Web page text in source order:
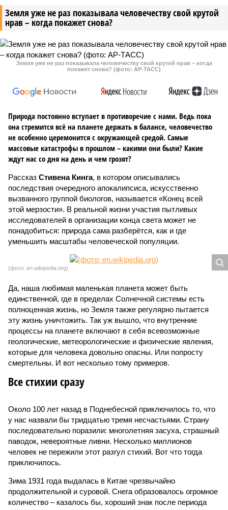
Земля уже не раз показывала человечеству свой крутой
нрав – когда покажет снова?
Земля уже не раз показывала человечеству свой крутой нрав – когда
покажет снова? (фото: АР-ТАСС)
Природа постоянно вступает в противоречие с нами. Ведь пока
она стремится всё на планете держать в балансе, человечество
не особенно церемонится с окружающей средой. Самые
массовые катастрофы в прошлом – какими они были? Какие
ждут нас со дня на день и чем грозят?
Рассказ Стивена Кинга, в котором описывались
последствия очередного апокалипсиса, искусственно
вызванного группой биологов, называется «Конец всей
этой мерзости». В реальной жизни участия пытливых
исследователей в организации конца света может не
понадобиться: природа сама разберётся, как и где
уменьшить масштабы человеческой популяции.
(фото: en.wikipedia.org)
Да, наша любимая маленькая планета может быть
единственной, где в пределах Солнечной системы есть
полноценная жизнь, но Земля также регулярно пытается
эту жизнь уничтожить. Так уж вышло, что внутренние
процессы на планете включают в себя всевозможные
геологические, метеорологические и физические явления,
которые для человека довольно опасны. Или попросту
смертельны. И вот несколько тому примеров.
Все стихии сразу
Около 100 лет назад в Поднебесной приключилось то, что
у нас назвали бы тридцатью тремя несчастьями. Страну
последовательно поразили: многолетняя засуха, страшный
паводок, невероятные ливни. Несколько миллионов
человек не пережили этот разгул стихий. Вот что тогда
приключилось.
Зима 1931 года выдалась в Китае чрезвычайно
продолжительной и суровой. Снега образовалось огромное
количество – казалось бы, хороший знак после периода